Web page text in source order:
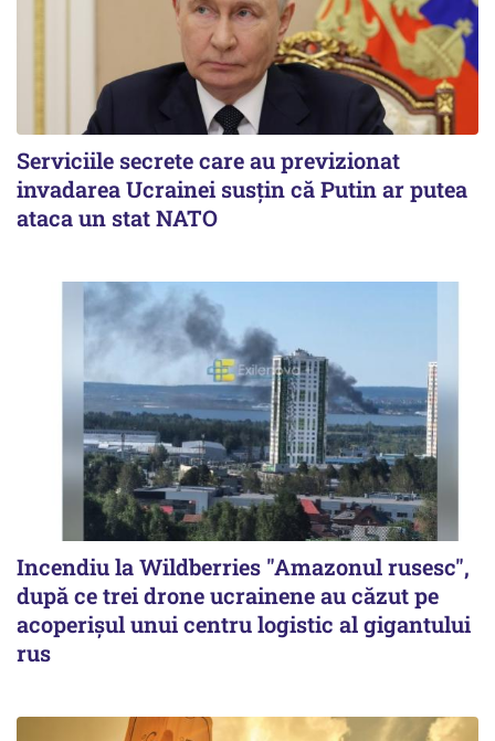
Serviciile secrete care au previzionat
invadarea Ucrainei susțin că Putin ar putea
ataca un stat NATO
Incendiu la Wildberries "Amazonul rusesc",
după ce trei drone ucrainene au căzut pe
acoperişul unui centru logistic al gigantului
rus